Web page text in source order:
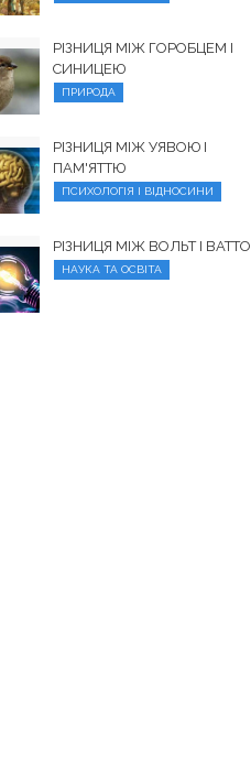
РІЗНИЦЯ МІЖ ГОРОБЦЕМ І
СИНИЦЕЮ
ПРИРОДА
РІЗНИЦЯ МІЖ УЯВОЮ І
ПАМ'ЯТТЮ
ПСИХОЛОГІЯ І ВІДНОСИНИ
РІЗНИЦЯ МІЖ ВОЛЬТ І ВАТТО
НАУКА ТА ОСВІТА